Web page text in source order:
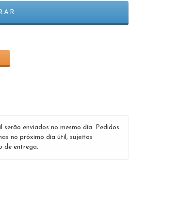
enviados no mesmo dia. Pedidos
no próximo dia útil, sujeitos
de entrega.